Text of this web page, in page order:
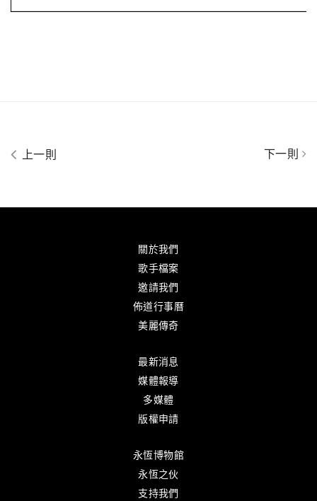
上一則 下一則
關於我們
歌手檔案
邀請我們
佈道行事曆
美麗傳奇
最新消息
媒體報導
多媒體
版權申請
永恆博物館
永恆之伙
支持我們